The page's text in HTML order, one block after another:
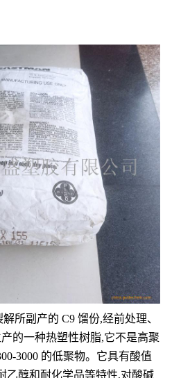
所副产的 C9 馏份,经前处理、
的一种热塑性树脂,它不是高聚
3000 的低聚物。它具有酸值
乙醇和耐化学品等特性,对酸碱